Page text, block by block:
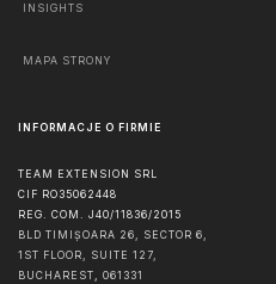
INSIGHTS
MAPA STRONY
INFORMACJE O FIRMIE
TEAM EXTENSION SRL
CIF RO35062448
REG. COM. J40/11836/2015
BLD TIMIȘOARA 26, SECTOR 6,
1ST FLOOR, SUITE 127,
BUCHAREST, 061331